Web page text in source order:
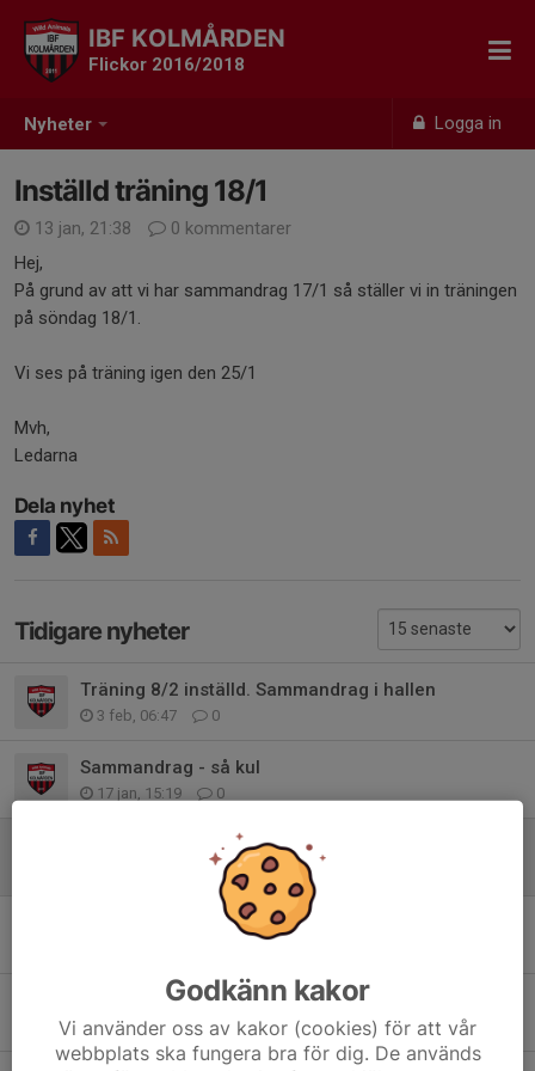
Nyheter Logga in
IBF KOLMÅRDEN
Flickor 2016/2018
Inställd träning 18/1
13 jan, 21:38
0 kommentarer
Hej,
På grund av att vi har sammandrag 17/1 så ställer vi in träningen
på söndag 18/1.
Vi ses på träning igen den 25/1
Mvh,
Ledarna
Dela nyhet
Tidigare nyheter
Träning 8/2 inställd. Sammandrag i hallen
3 feb, 06:47 0
Sammandrag - så kul
17 jan, 15:19 0
Inställd träning 18/1
0
Anmälan till sammandrag 17/1
Kiosk-hjälp sammandrag, akut
5 nov 2025 0
Godkänn kakor
Vi använder oss av kakor (cookies) för att vår
webbplats ska fungera bra för dig. De används